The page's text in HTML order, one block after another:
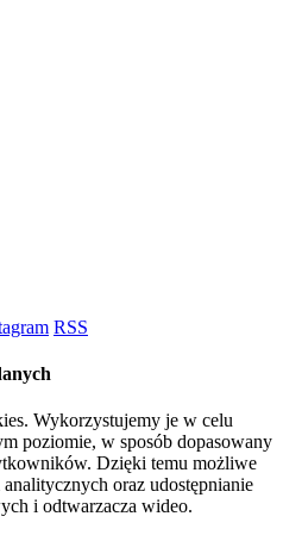
RSS
Wykorzystujemy je w celu
poziomie, w sposób dopasowany
Dzięki temu możliwe
oraz udostępnianie
i odtwarzacza wideo.